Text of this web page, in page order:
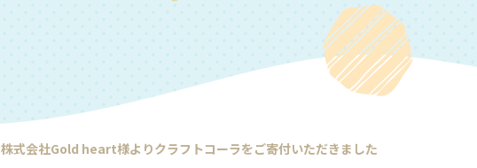
株式会社Gold heart様よりクラフトコーラをご寄付いただきました